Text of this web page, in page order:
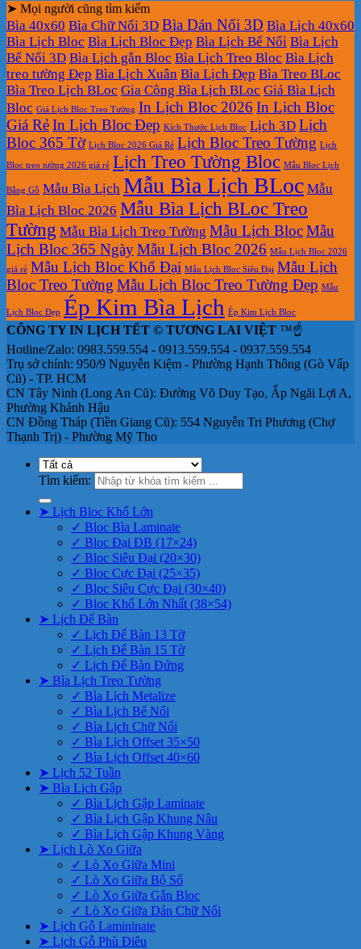
➤ Mọi người cũng tìm kiếm
Bìa 40x60 Bìa Chữ Nổi 3D Bìa Dán Nổi 3D Bìa Lịch 40x60
Bìa Lịch Bloc Bìa Lịch Bloc Đẹp Bìa Lịch Bế Nổi Bìa Lịch
Bế Nổi 3D Bìa Lịch gắn Bloc Bìa Lịch Treo Bloc Bìa Lịch
treo tường Đẹp Bìa Lịch Xuân Bìa Lịch Đẹp Bìa Treo BLoc
Bìa Treo Lịch BLoc Gia Công Bìa Lịch BLoc Giá Bìa Lịch
Bloc Giá Lịch Bloc Treo Tường In Lịch Bloc 2026 In Lịch Bloc
Giá RẻIn Lịch Bloc Đẹp Kích Thước Lịch Bloc Lịch 3D Lịch
Bloc 365 Tờ Lịch Bloc 2026 Giá Rẻ Lịch Bloc Treo Tường Lịch
Bloc treo tường 2026 giá rẻ Lịch Treo Tường Bloc Mẫu Bloc Lịch
Bằng Gỗ Mẫu Bìa Lịch Mẫu Bìa Lịch BLoc Mẫu
Bìa Lịch Bloc 2026 Mẫu Bìa Lịch BLoc Treo
Tường Mẫu Bìa Lịch Treo Tường Mẫu Lịch BlocMẫu
Lịch Bloc 365 NgàyMẫu Lịch Bloc 2026 Mẫu Lịch Bloc 2026
giá rẻ Mẫu Lịch Bloc Khổ Đại Mẫu Lịch Bloc Siêu Đại Mẫu Lịch
Bloc Treo Tường Mẫu Lịch Bloc Treo Tường Đẹp Mẫu
Lịch Bloc Đẹp Ép Kim Bìa Lịch Ép Kim Lịch Bloc
CÔNG TY IN LỊCH TẾT © TƯƠNG LAI VIỆT ™☝️
Hotline/Zalo: 0983.559.554 - 0913.559.554 - 0937.559.554
Trụ sở chính: 950/9 Nguyễn Kiệm - Phường Hạnh Thông (Gò Vấp
Cũ) - TP. HCM
CN Tây Ninh (Long An Cũ): Đường Võ Duy Tạo, Ấp Ngãi Lợi A,
Phường Khánh Hậu
CN Đồng Tháp (Tiền Giang Cũ): 554 Nguyễn Tri Phương (Chợ
Thạnh Trị) - Phường Mỹ Tho
Tìm kiếm:
➤ Lịch Bloc Khổ Lớn
✓ Bloc Bìa Laminate
✓ Bloc Đại ĐB (17×24)
✓ Bloc Siêu Đại (20×30)
✓ Bloc Cực Đại (25×35)
✓ Bloc Siêu Cực Đại (30×40)
✓ Bloc Khổ Lớn Nhất (38×54)
➤ Lịch Để Bàn
✓ Lịch Để Bàn 13 Tờ
✓ Lịch Để Bàn 15 Tờ
✓ Lịch Để Bàn Đứng
➤ Bìa Lịch Treo Tường
✓ Bìa Lịch Metalize
✓ Bìa Lịch Bế Nổi
✓ Bìa Lịch Chữ Nổi
✓ Bìa Lịch Offset 35×50
✓ Bìa Lịch Offset 40×60
➤ Lịch 52 Tuần
➤ Bìa Lịch Gập
✓ Bìa Lịch Gập Laminate
✓ Bìa Lịch Gập Khung Nâu
✓ Bìa Lịch Gập Khung Vàng
➤ Lịch Lò Xo Giữa
✓ Lò Xo Giữa Mini
✓ Lò Xo Giữa Bộ Số
✓ Lò Xo Giữa Gắn Bloc
✓ Lò Xo Giữa Dán Chữ Nổi
➤ Lịch Gỗ Lamininate
➤ Lịch Gỗ Phù Điêu